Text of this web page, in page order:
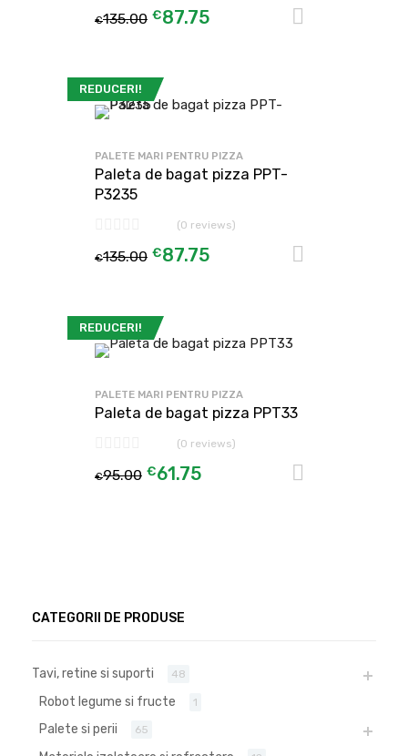
€135.00 €87.75
REDUCERI!
PALETE MARI PENTRU PIZZA
Paleta de bagat pizza PPT-
P3235
(0 reviews)
€135.00 €87.75
REDUCERI!
PALETE MARI PENTRU PIZZA
Paleta de bagat pizza PPT33
(0 reviews)
€95.00 €61.75
CATEGORII DE PRODUSE
Tavi, retine si suporti 48
Robot legume si fructe 1
Palete si perii 65